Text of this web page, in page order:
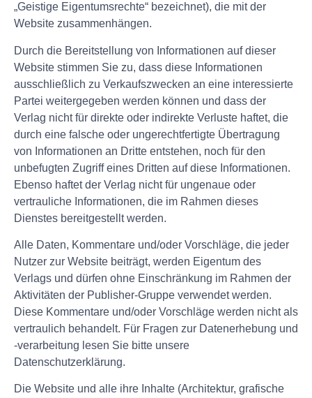
„Geistige Eigentumsrechte“ bezeichnet), die mit der
Website zusammenhängen.
Durch die Bereitstellung von Informationen auf dieser
Website stimmen Sie zu, dass diese Informationen
ausschließlich zu Verkaufszwecken an eine interessierte
Partei weitergegeben werden können und dass der
Verlag nicht für direkte oder indirekte Verluste haftet, die
durch eine falsche oder ungerechtfertigte Übertragung
von Informationen an Dritte entstehen, noch für den
unbefugten Zugriff eines Dritten auf diese Informationen.
Ebenso haftet der Verlag nicht für ungenaue oder
vertrauliche Informationen, die im Rahmen dieses
Dienstes bereitgestellt werden.
Alle Daten, Kommentare und/oder Vorschläge, die jeder
Nutzer zur Website beiträgt, werden Eigentum des
Verlags und dürfen ohne Einschränkung im Rahmen der
Aktivitäten der Publisher-Gruppe verwendet werden.
Diese Kommentare und/oder Vorschläge werden nicht als
vertraulich behandelt. Für Fragen zur Datenerhebung und
-verarbeitung lesen Sie bitte unsere
Datenschutzerklärung.
Die Website und alle ihre Inhalte (Architektur, grafische